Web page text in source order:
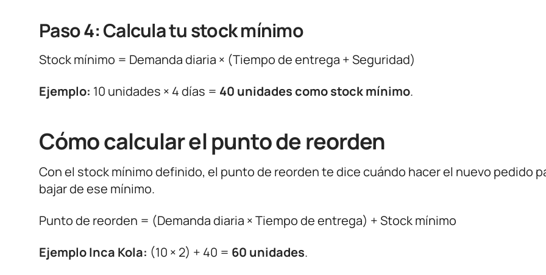
Paso 4: Calcula tu stock mínimo
Stock mínimo = Demanda diaria × (Tiempo de entrega + Seguridad)
Ejemplo: 10 unidades × 4 días = 40 unidades como stock mínimo.
Cómo calcular el punto de reorden
Con el stock mínimo definido, el punto de reorden te dice cuándo hacer el nuevo pedido
bajar de ese mínimo.
Punto de reorden = (Demanda diaria × Tiempo de entrega) + Stock mínimo
Ejemplo Inca Kola: (10 × 2) + 40 = 60 unidades.